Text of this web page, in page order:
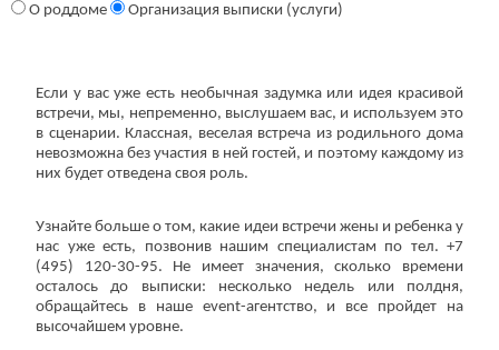
О роддоме Организация выписки (услуги)
Если у вас уже есть необычная задумка или идея красивой
встречи, мы, непременно, выслушаем вас, и используем это
в сценарии. Классная, веселая встреча из родильного дома
невозможна без участия в ней гостей, и поэтому каждому из
них будет отведена своя роль.
Узнайте больше о том, какие идеи встречи жены и ребенка у
нас уже есть, позвонив нашим специалистам по тел. +7
(495) 120-30-95. Не имеет значения, сколько времени
осталось до выписки: несколько недель или полдня,
обращайтесь в наше event-агентство, и все пройдет на
высочайшем уровне.